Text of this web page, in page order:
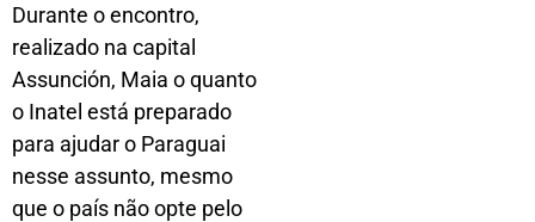
Durante o encontro,
realizado na capital
Assunción, Maia o quanto
o Inatel está preparado
para ajudar o Paraguai
nesse assunto, mesmo
que o país não opte pelo